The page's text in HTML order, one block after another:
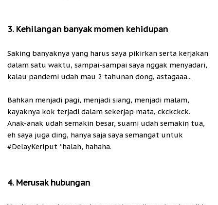
3. Kehilangan banyak momen kehidupan
Saking banyaknya yang harus saya pikirkan serta kerjakan
dalam satu waktu, sampai-sampai saya nggak menyadari,
kalau pandemi udah mau 2 tahunan dong, astagaaa...
Bahkan menjadi pagi, menjadi siang, menjadi malam,
kayaknya kok terjadi dalam sekerjap mata, ckckckck.
Anak-anak udah semakin besar, suami udah semakin tua,
eh saya juga ding, hanya saja saya semangat untuk
#DelayKeriput *halah, hahaha.
4. Merusak hubungan